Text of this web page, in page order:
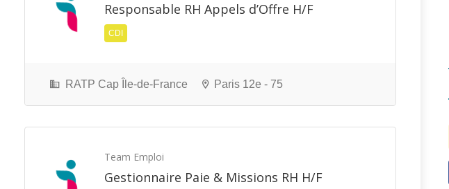
Responsable RH Appels d’Offre H/F
CDI
RATP Cap Île-de-France Paris 12e - 75
Team Emploi
Gestionnaire Paie & Missions RH H/F